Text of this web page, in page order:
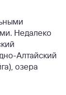
Недалеко
Алтайский
озера